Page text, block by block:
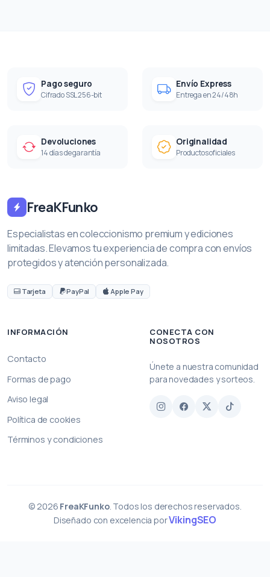
Pago seguro
Cifrado SSL 256-bit
Envío Express
Entrega en 24/48h
Devoluciones
14 días de garantía
Originalidad
Productos oficiales
FreaKFunko
Especialistas en coleccionismo premium y ediciones
limitadas. Elevamos tu experiencia de compra con envíos
protegidos y atención personalizada.
Tarjeta PayPal Apple Pay
INFORMACIÓN
Contacto
Formas de pago
Aviso legal
Política de cookies
Términos y condiciones
CONECTA CON
NOSOTROS
Únete a nuestra comunidad
para novedades y sorteos.
© 2026 FreaKFunko. Todos los derechos reservados.
Diseñado con excelencia porVikingSEO